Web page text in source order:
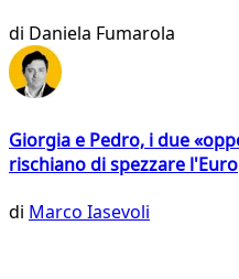
di Daniela Fumarola
Giorgia e Pedro, i due
rischiano di spezzare
di Marco Iasevoli